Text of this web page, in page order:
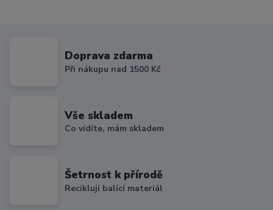
Doprava zdarma
Při nákupu nad 1500 Kč
Vše skladem
Co vidíte, mám skladem
Šetrnost k přírodě
Recikluji balící materiál